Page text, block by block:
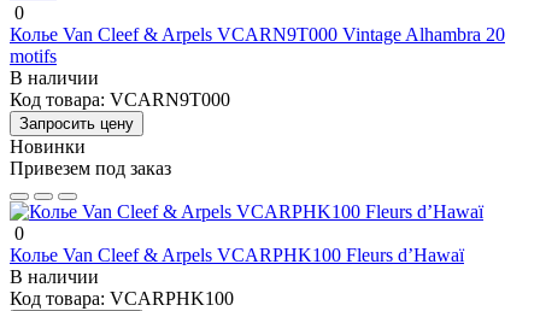
0
Колье Van Cleef & Arpels VCARN9T000 Vintage Alhambra 20
motifs
В наличии
Код товара: VCARN9T000
Запросить цену
Новинки
Привезем под заказ
0
Колье Van Cleef & Arpels VCARPHK100 Fleurs d’Hawaï
В наличии
Код товара: VCARPHK100